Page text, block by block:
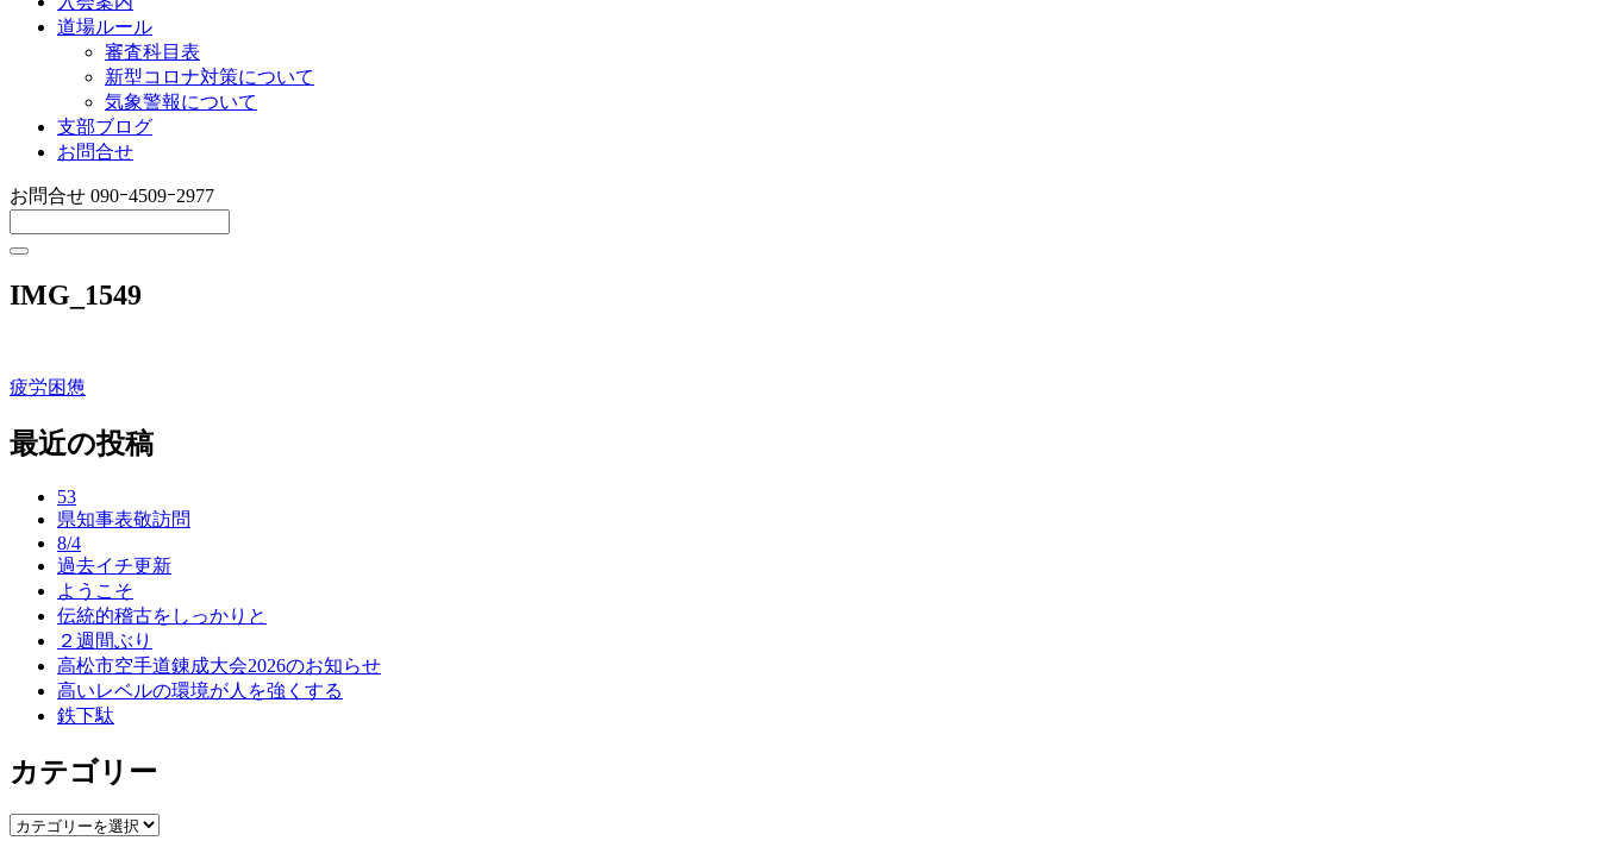
道場ルール
審査科目表
新型コロナ対策について
気象警報について
支部ブログ
お問合せ
お問合せ 090ｰ4509ｰ2977
IMG_1549
投
稿
疲労困憊
最近の投稿
53
県知事表敬訪問
8/4
過去イチ更新
ようこそ
伝統的稽古をしっかりと
２週間ぶり
高松市空手道錬成大会2026のお知らせ
高いレベルの環境が人を強くする
鉄下駄
カテゴリー
カ